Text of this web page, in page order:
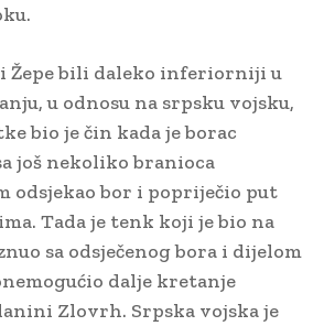
Žepe bili daleko inferiorniji u
u odnosu na srpsku vojsku,
bio je čin kada je borac
još nekoliko branioca
odsjekao bor i popriječio put
Tada je tenk koji je bio na
sa odsječenog bora i dijelom
dalje kretanje
Zlovrh. Srpska vojska je